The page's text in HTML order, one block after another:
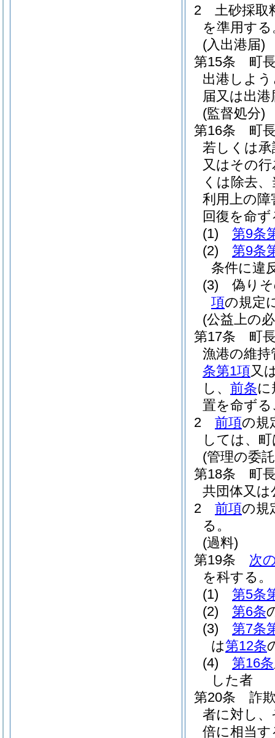
2
土砂採取
を準用する
(入出港届)
第15条
町
出港しよ
届又は出
(監督処分)
第16条
町
若しくは
又はその
くは除去
利用上の
回復を命
(1)
第9条
(2)
第9条
条件に違
(3)
偽り
項の規定
(公益上の
第17条
町
漁港の維
条第1項又
し、 前条に
置を命ず
2
前項の規
しては、
(管理の委
第18条
町
共団体又
2
前項の規
る。
(過料)
第19条
次
を科する。
(1)
第5条
(2)
第6条
(3)
第7条
は第12条
(4)
第16条
した者
第20条
詐
者に対し
倍に相当